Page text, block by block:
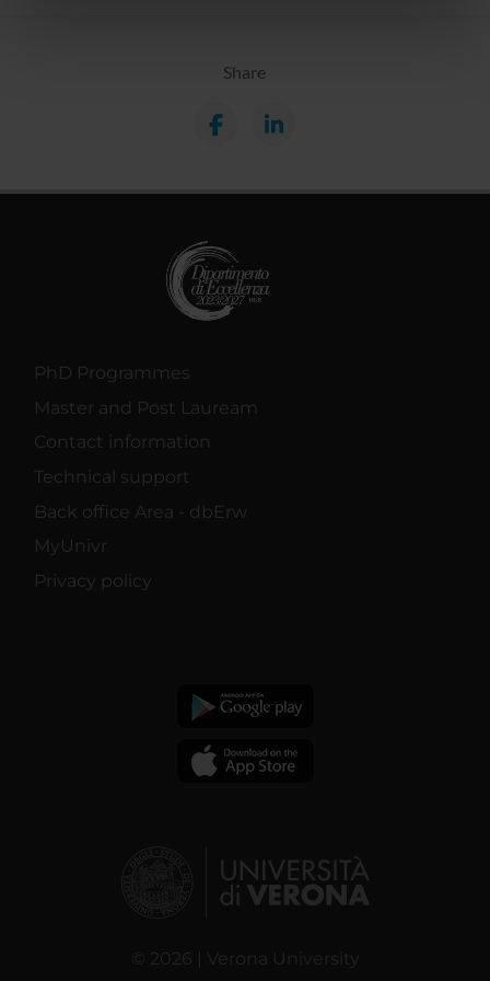
con altre informazioni che hai fornito loro o che hanno
Share
PhD Programmes
Master and Post Lauream
Contact information
Technical support
Back office Area - dbErw
MyUnivr
Privacy policy
© 2026 | Verona University